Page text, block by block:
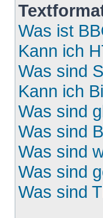
Was ist
Kann ich
Was sind
Kann ich
Was sind
Was sind
Was sind
Was sind
Was sind